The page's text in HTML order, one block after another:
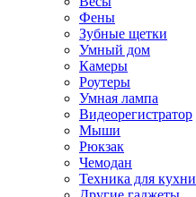
Фены
Зубные щетки
Умный дом
Камеры
Роутеры
Умная лампа
Видеорегистратор
Мыши
Рюкзак
Чемодан
Техника для кухни